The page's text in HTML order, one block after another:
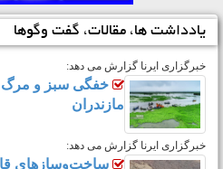
یادداشت ها، مقالات، گفت وگوها
خبرگزاری ایرنا گزارش می دهد:
خفگی سبز و مرگ
مازندران